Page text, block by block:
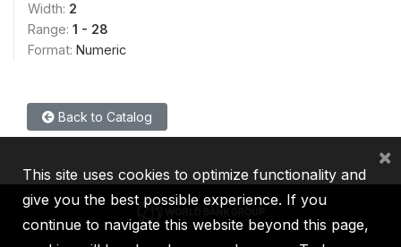
Width: 2
Range: 1 - 28
Format: Numeric
Back to Catalog
This site uses cookies to optimize functionality and
give you the best possible experience. If you
continue to navigate this website beyond this page,
×